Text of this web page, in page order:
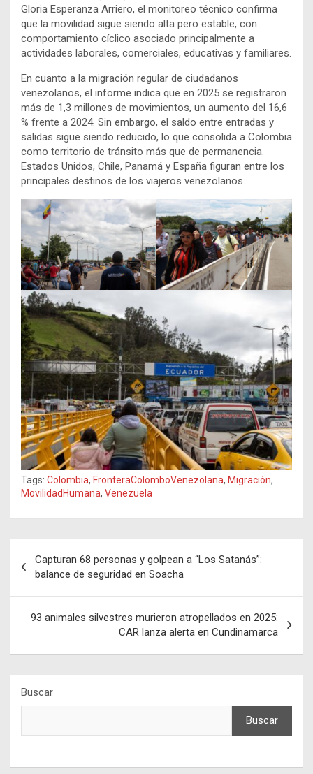
Gloria Esperanza Arriero, el monitoreo técnico confirma
que la movilidad sigue siendo alta pero estable, con
comportamiento cíclico asociado principalmente a
actividades laborales, comerciales, educativas y familiares.
En cuanto a la migración regular de ciudadanos
venezolanos, el informe indica que en 2025 se registraron
más de 1,3 millones de movimientos, un aumento del 16,6
% frente a 2024. Sin embargo, el saldo entre entradas y
salidas sigue siendo reducido, lo que consolida a Colombia
como territorio de tránsito más que de permanencia.
Estados Unidos, Chile, Panamá y España figuran entre los
principales destinos de los viajeros venezolanos.
Tags: Colombia, FronteraColomboVenezolana, Migración,
MovilidadHumana, Venezuela
de
entradas
Capturan 68 personas y golpean a “Los Satanás”:
balance de seguridad en Soacha
93 animales silvestres murieron atropellados en 2025:
CAR lanza alerta en Cundinamarca
Buscar
Buscar